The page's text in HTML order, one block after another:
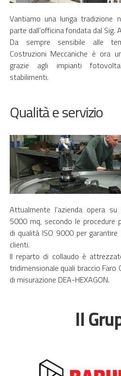
Vantiamo una lunga tradizione
parte dall’officina fondata dal Sig.
Da sempre sensibile alle
Costruzioni Meccaniche è ora
grazie agli impianti
stabilimenti.
Qualità e servizio
Attualmente l’azienda opera
5000 mq, secondo le procedure
di qualità ISO 9000 per
clienti.
Il reparto di collaudo è
tridimensionale quali braccio Faro
di misurazione DEA-HEXAGON.
Il